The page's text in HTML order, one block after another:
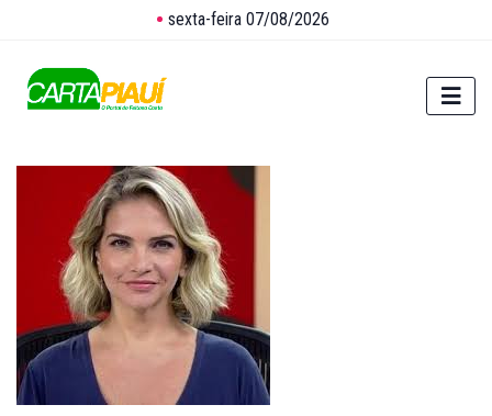
sexta-feira 07/08/2026